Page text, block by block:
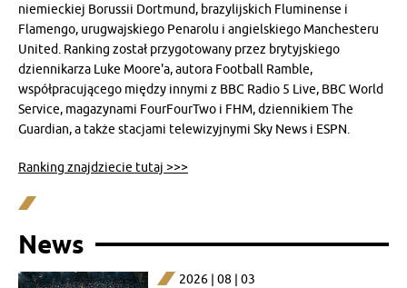
niemieckiej Borussii Dortmund, brazylijskich Fluminense i
Flamengo, urugwajskiego Penarolu i angielskiego Manchesteru
United. Ranking został przygotowany przez brytyjskiego
dziennikarza Luke Moore'a, autora Football Ramble,
współpracującego między innymi z BBC Radio 5 Live, BBC World
Service, magazynami FourFourTwo i FHM, dziennikiem The
Guardian, a także stacjami telewizyjnymi Sky News i ESPN.
Ranking znajdziecie tutaj >>>
News
2026 | 08 | 03